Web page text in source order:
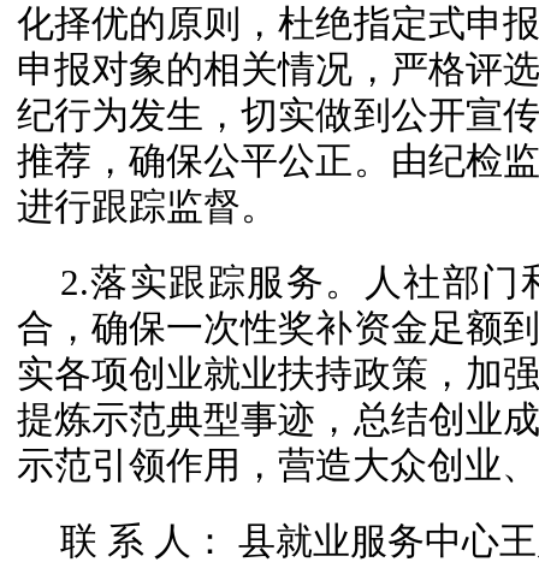
化择优的原则，杜绝指定式申
申报对象的相关情况，严格评
纪行为发生，切实做到公开宣
推荐，确保公平公正。由纪检
进行跟踪监督。
2.落实跟踪服务。人社部
合，确保一次性奖补资金足额
实各项创业就业扶持政策，加
提炼示范典型事迹，总结创业
示范引领作用，营造大众创业
联 系 人： 县就业服务中心